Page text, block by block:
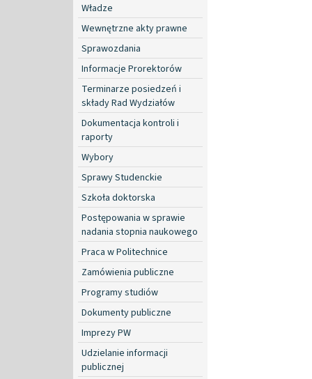
Władze
Wewnętrzne akty prawne
Sprawozdania
Informacje Prorektorów
Terminarze posiedzeń i
składy Rad Wydziałów
Dokumentacja kontroli i
raporty
Wybory
Sprawy Studenckie
Szkoła doktorska
Postępowania w sprawie
nadania stopnia naukowego
Praca w Politechnice
Zamówienia publiczne
Programy studiów
Dokumenty publiczne
Imprezy PW
Udzielanie informacji
publicznej